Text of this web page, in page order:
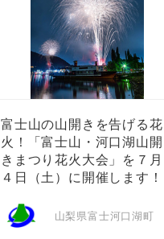
富士山の山開きを告げる花
火！「富士山・河口湖山開
きまつり花火大会」を７月
４日（土）に開催します！
山梨県富士河口湖町